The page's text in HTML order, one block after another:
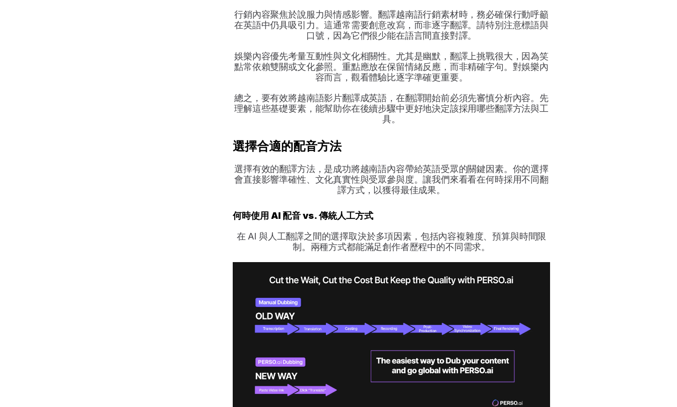
行銷內容聚焦於說服力與情感影響。翻譯越南語行銷素材時，務必確保行動呼籲
在英語中仍具吸引力。這通常需要創意改寫，而非逐字翻譯。請特別注意標語與
口號，因為它們很少能在語言間直接對譯。
娛樂內容優先考量互動性與文化相關性。尤其是幽默，翻譯上挑戰很大，因為笑
點常依賴雙關或文化參照。重點應放在保留情緒反應，而非精確字句。對娛樂內
容而言，觀看體驗比逐字準確更重要。
總之，要有效將越南語影片翻譯成英語，在翻譯開始前必須先審慎分析內容。先
理解這些基礎要素，能幫助你在後續步驟中更好地決定該採用哪些翻譯方法與工
具。
選擇合適的配音方法
選擇有效的翻譯方法，是成功將越南語內容帶給英語受眾的關鍵因素。你的選擇
會直接影響準確性、文化真實性與受眾參與度。讓我們來看看在何時採用不同翻
譯方式，以獲得最佳成果。
何時使用 AI 配音 vs. 傳統人工方式
在 AI 與人工翻譯之間的選擇取決於多項因素，包括內容複雜度、預算與時間限
制。兩種方式都能滿足創作者歷程中的不同需求。